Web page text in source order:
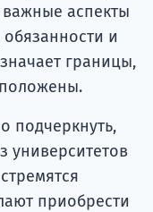
аспекты
и
границы,
подчеркнуть,
университетов
приобрести